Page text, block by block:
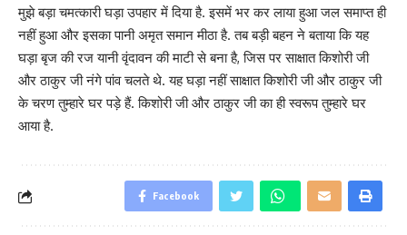
मुझे बड़ा चमत्कारी घड़ा उपहार में दिया है. इसमें भर कर लाया हुआ जल समाप्त ही
नहीं हुआ और इसका पानी अमृत समान मीठा है. तब बड़ी बहन ने बताया कि यह
घड़ा बृज की रज यानी वृंदावन की माटी से बना है, जिस पर साक्षात किशोरी जी
और ठाकुर जी नंगे पांव चलते थे. यह घड़ा नहीं साक्षात किशोरी जी और ठाकुर जी
के चरण तुम्हारे घर पड़े हैं. किशोरी जी और ठाकुर जी का ही स्वरूप तुम्हारे घर
आया है.
Facebook